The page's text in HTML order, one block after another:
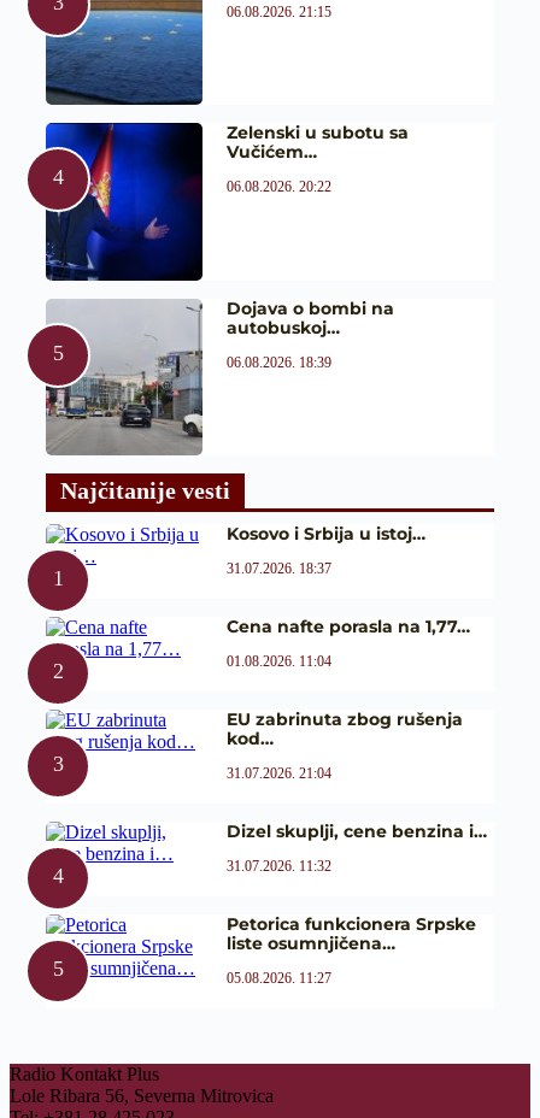
06.08.2026. 21:15
Zelenski u subotu sa
Vučićem…
06.08.2026. 20:22
Dojava o bombi na
autobuskoj…
06.08.2026. 18:39
Najčitanije vesti
Kosovo i Srbija u istoj…
31.07.2026. 18:37
Cena nafte porasla na 1,77…
01.08.2026. 11:04
EU zabrinuta zbog rušenja
kod…
31.07.2026. 21:04
Dizel skuplji, cene benzina i…
31.07.2026. 11:32
Petorica funkcionera Srpske
liste osumnjičena…
05.08.2026. 11:27
Radio Kontakt Plus
Lole Ribara 56, Severna Mitrovica